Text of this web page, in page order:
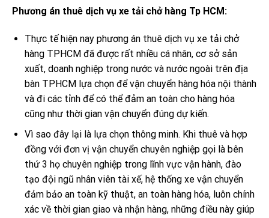
Phương án thuê dịch vụ xe tải chở hàng Tp HCM:
Thực tế hiện nay phương án thuê dịch vụ xe tải chở
hàng TPHCM đã được rất nhiều cá nhân, cơ sở sản
xuất, doanh nghiệp trong nước và nước ngoài trên địa
bàn TPHCM lựa chọn để vận chuyển hàng hóa nội thành
và đi các tỉnh để có thể đảm an toàn cho hàng hóa
cũng như thời gian vận chuyển đúng dự kiến.
Vì sao đây lại là lựa chọn thông minh. Khi thuê và hợp
đồng với đơn vị vận chuyển chuyên nghiệp gọi là bên
thứ 3 họ chuyên nghiệp trong lĩnh vực vận hành, đào
tạo đội ngũ nhân viên tài xế, hệ thống xe vận chuyển
đảm bảo an toàn kỹ thuật, an toàn hàng hóa, luôn chính
xác về thời gian giao và nhận hàng, những điều này giúp